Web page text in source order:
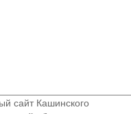
сайт Кашинского